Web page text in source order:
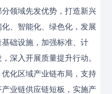
领域先发优势，打造新兴
、智能化、绿色化，发展
础设施，加强标准、计
深入开展质量提升行动。
化区域产业链布局，支持
业链供应链短板，实施产